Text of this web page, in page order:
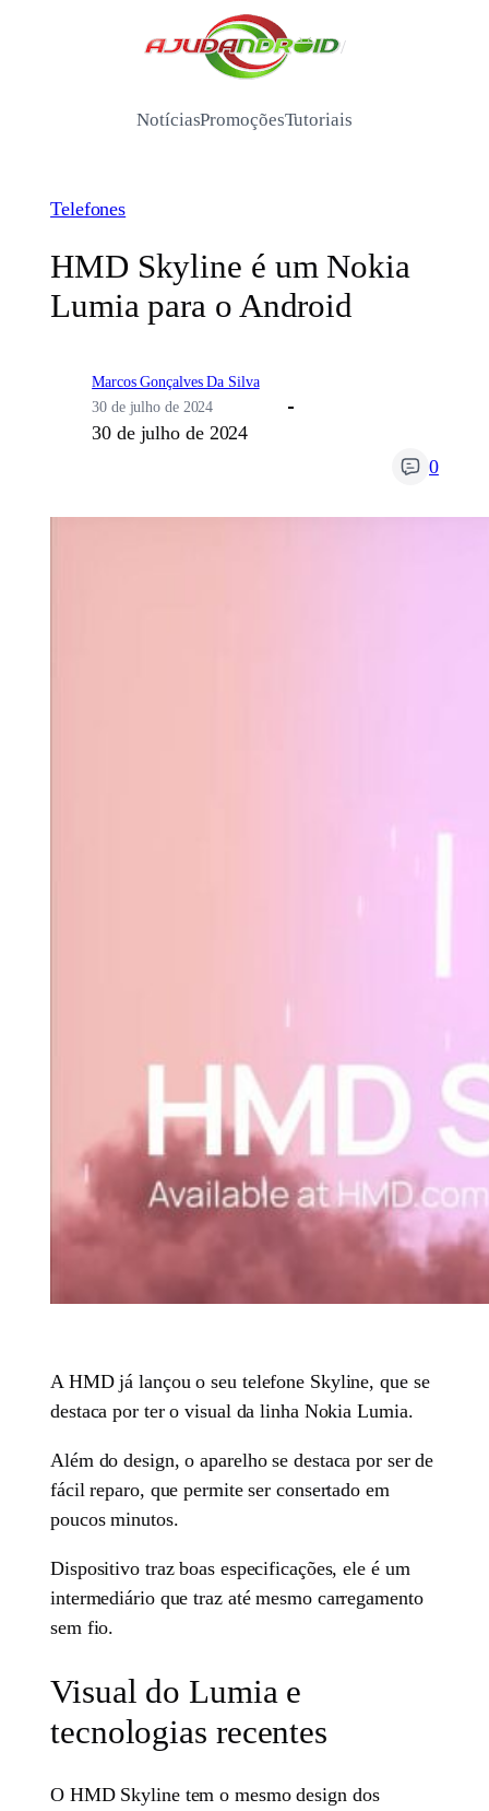
/
NotíciasPromoçõesTutoriais
Telefones
HMD Skyline é um Nokia
Lumia para o Android
Marcos Gonçalves Da Silva
30 de julho de 2024
30 de julho de 2024
0
A HMD já lançou o seu telefone Skyline, que se
destaca por ter o visual da linha Nokia Lumia.
Além do design, o aparelho se destaca por ser de
fácil reparo, que permite ser consertado em
poucos minutos.
Dispositivo traz boas especificações, ele é um
intermediário que traz até mesmo carregamento
sem fio.
Visual do Lumia e
tecnologias recentes
O HMD Skyline tem o mesmo design dos